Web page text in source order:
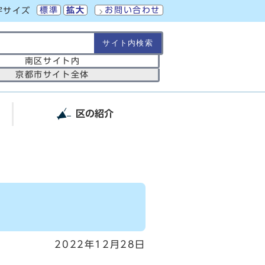
サイズ 標準 拡大 お問い合わせ
南区サイト内
京都市サイト全体
区の紹介
2022年12月28日